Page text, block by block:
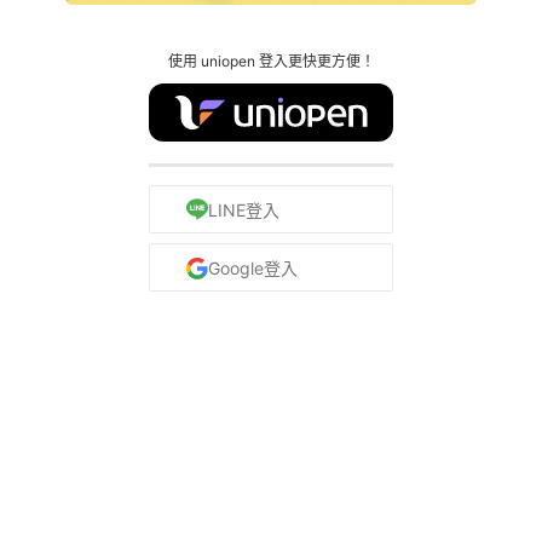
使用 uniopen 登入更快更方便！
LINE登入
Google登入